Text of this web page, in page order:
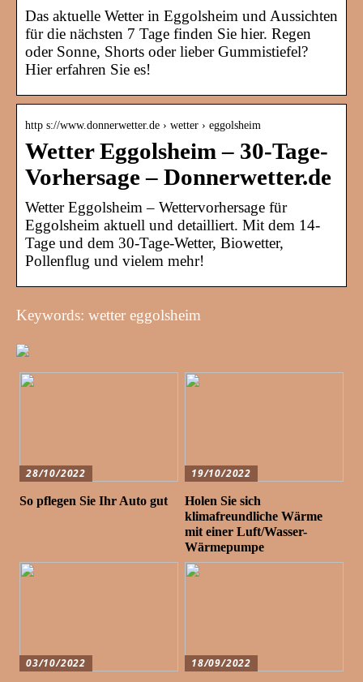
Das aktuelle Wetter in Eggolsheim und Aussichten
für die nächsten 7 Tage finden Sie hier. Regen
oder Sonne, Shorts oder lieber Gummistiefel?
Hier erfahren Sie es!
http s://www.donnerwetter.de › wetter › eggolsheim
Wetter Eggolsheim – 30-Tage-
Vorhersage – Donnerwetter.de
Wetter Eggolsheim – Wettervorhersage für
Eggolsheim aktuell und detailliert. Mit dem 14-
Tage und dem 30-Tage-Wetter, Biowetter,
Pollenflug und vielem mehr!
Keywords: wetter eggolsheim
28/10/2022
So pflegen Sie Ihr Auto gut
19/10/2022
Holen Sie sich
klimafreundliche Wärme
mit einer Luft/Wasser-
Wärmepumpe
03/10/2022 18/09/2022